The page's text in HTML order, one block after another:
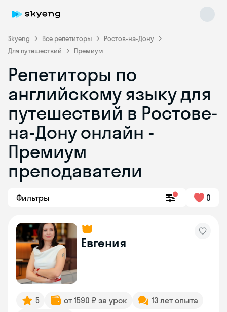
Skyeng Все репетиторы
Ростов-на-Дону
Для путешествий
Премиум
Репетиторы по
английскому языку для
путешествий в Ростове-
на-Дону онлайн -
Премиум
преподаватели
Фильтры 0
Евгения
5 от 1590 ₽ за урок
13 лет опыта
Skyeng Chat
online